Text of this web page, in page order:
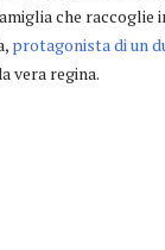
che raccoglie
protagonista di un
vera regina.